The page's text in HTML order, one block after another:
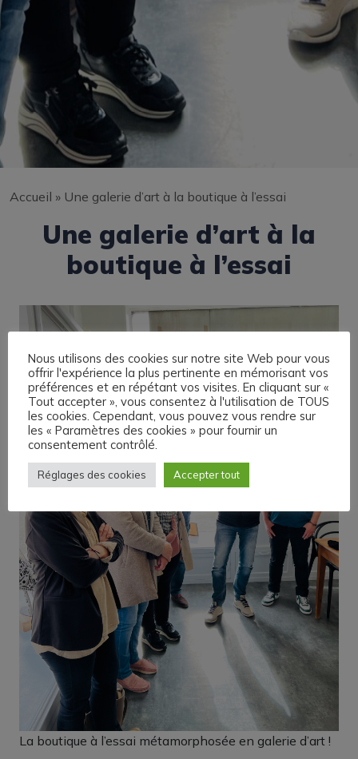
Accueil » Une galerie d’art à la boutique à l’essai
Une galerie d’art à la
boutique à l’essai
La boutique à l’essai métamorphosée en galerie d’art !
Nous utilisons des cookies sur notre site Web pour vous
offrir l'expérience la plus pertinente en mémorisant vos
préférences et en répétant vos visites. En cliquant sur «
Tout accepter », vous consentez à l'utilisation de TOUS
les cookies. Cependant, vous pouvez vous rendre sur
les « Paramètres des cookies » pour fournir un
consentement contrôlé.
Réglages des cookies Accepter tout